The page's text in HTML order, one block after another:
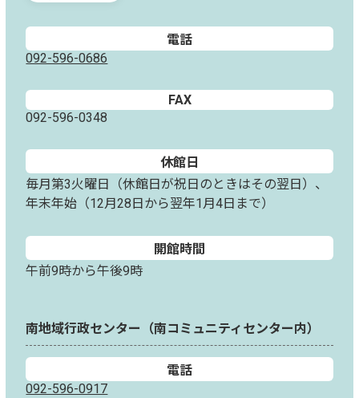
電話
092-596-0686
FAX
092-596-0348
休館日
毎月第3火曜日（休館日が祝日のときはその翌日）、
年末年始（12月28日から翌年1月4日まで）
開館時間
午前9時から午後9時
南地域行政センター（南コミュニティセンター内）
電話
092-596-0917